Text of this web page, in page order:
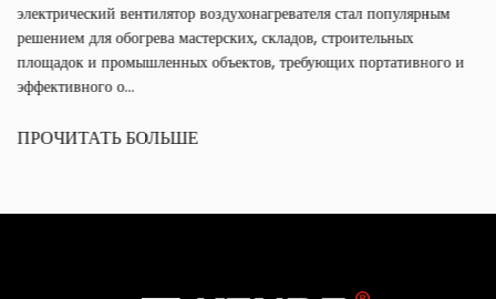
электрический вентилятор воздухонагревателя стал популярным
решением для обогрева мастерских, складов, строительных
площадок и промышленных объектов, требующих портативного и
эффективного о...
ПРОЧИТАТЬ БОЛЬШЕ